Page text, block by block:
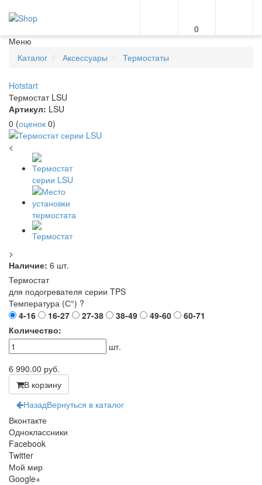
0
Меню
Каталог
Аксессуары Термостаты
Hotstart
Термостат LSU
Артикул: LSU
0 (оценок 0)
<
>
Наличие: 6 шт.
Термостат
для подогревателя серии TPS
Температура (С°) ?
4-16
16-27 27-38 38-49 49-60
60-71
Количество:
шт.
6 990.00 руб.
В корзину
НазадВернуться в каталог
Вконтакте
Одноклассники
Facebook
Twitter
Мой мир
Google+